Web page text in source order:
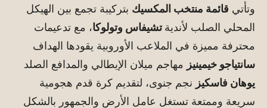
وتأتي قائمة منتخب المكسيك بتركيبة تجمع بين الهيكل
المحلي الصلب لأنديةتشيفاس وتولوكا، مع تدعيمات
محترفة مميزة في الملاعب الأوروبية يقودها الهداف
سانتياجو خيمينيز مهاجم ميلان الإيطالي والمدافع الصلد
يوهان فاسكيز نجم جنوى، لتقديم كرة قدم هجومية
سريعة وممتعة تستغل عامل الأرض والجمهور بالشكل